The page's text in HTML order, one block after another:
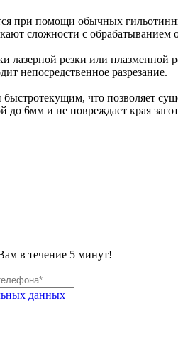
при помощи обычных
сложности с обрабатыванием
лазерной резки или
непосредственное разрезание.
что позволяет
6мм и не повреждает края
в течение 5 минут!
данных